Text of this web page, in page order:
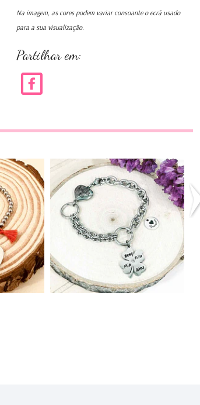
Na imagem, as cores podem variar consoante o ecrã usado
para a sua visualização.
Partilhar em:
Pulseira Avó
16,90€